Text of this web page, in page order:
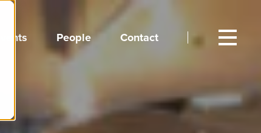
Events People Contact